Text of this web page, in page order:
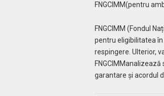
FNGCIMM(pentru
FNGCIMM (Fondul
pentru eligibilitatea în
respingere. Ulterior,
garantare și acordul